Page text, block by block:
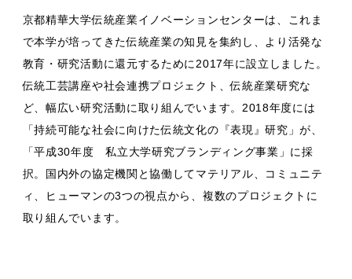
京都精華大学伝統産業イノベーションセンターは、これま
で本学が培ってきた伝統産業の知見を集約し、より活発な
教育・研究活動に還元するために2017年に設立しました。
伝統工芸講座や社会連携プロジェクト、伝統産業研究な
ど、幅広い研究活動に取り組んでいます。2018年度には
「持続可能な社会に向けた伝統文化の『表現』研究」が、
「平成30年度 私立大学研究ブランディング事業」に採
択。国内外の協定機関と協働してマテリアル、コミュニテ
ィ、ヒューマンの3つの視点から、複数のプロジェクトに
取り組んでいます。